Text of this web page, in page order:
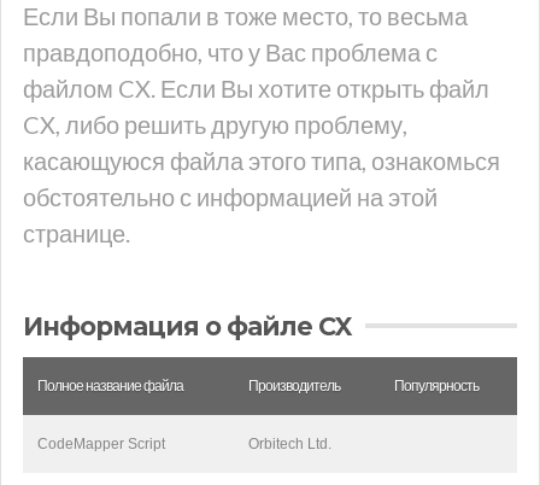
Если Вы попали в тоже место, то весьма
правдоподобно, что у Вас проблема с
файлом CX. Если Вы хотите открыть файл
CX, либо решить другую проблему,
касающуюся файла этого типа, ознакомься
обстоятельно с информацией на этой
странице.
Информация о файле CX
Полное название файла Производитель Популярность
CodeMapper Script Orbitech Ltd.